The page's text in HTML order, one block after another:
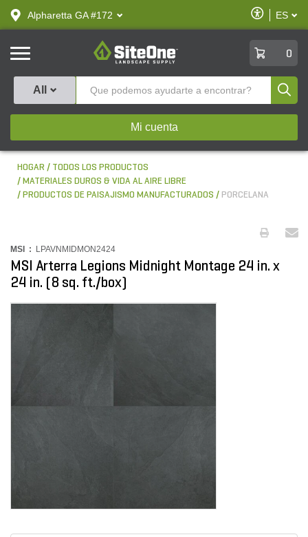
text.skipToContent
text.skipToNavigation
Alpharetta GA #172
Habilitar
ES
SiteOne
0
All
Mi cuenta
HOGAR
TODOS LOS PRODUCTOS
MATERIALES DUROS & VIDA AL AIRE LIBRE
PRODUCTOS DE PAISAJISMO MANUFACTURADOS
PORCELANA
MSI : LPAVNMIDMON2424
MSI Arterra Legions Midnight Montage 24 in. x
24 in. (8 sq. ft./box)